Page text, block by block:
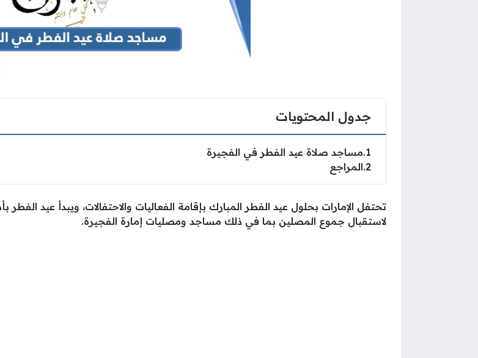
جدول المحتويات
1 مساجد صلاة عيد الفطر في الفجيرة
2 المراجع
تحتفل الإمارات بحلول عيد الفطر المبارك بإقامة الفعاليات والاحتفالات، ويبدأ عيد
لاستقبال جموع المصلين بما في ذلك مساجد ومصليات إمارة الفجيرة.